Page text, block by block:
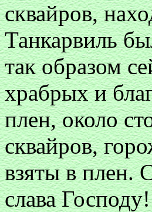
сквайров,
Танкарвиль
так образом
храбрых и
плен, около
сквайров,
взяты в плен.
слава